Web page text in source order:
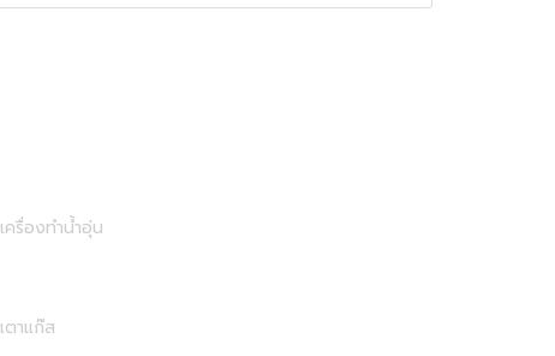
เครื่องทำน้ำอุ่น
เตาแก๊ส